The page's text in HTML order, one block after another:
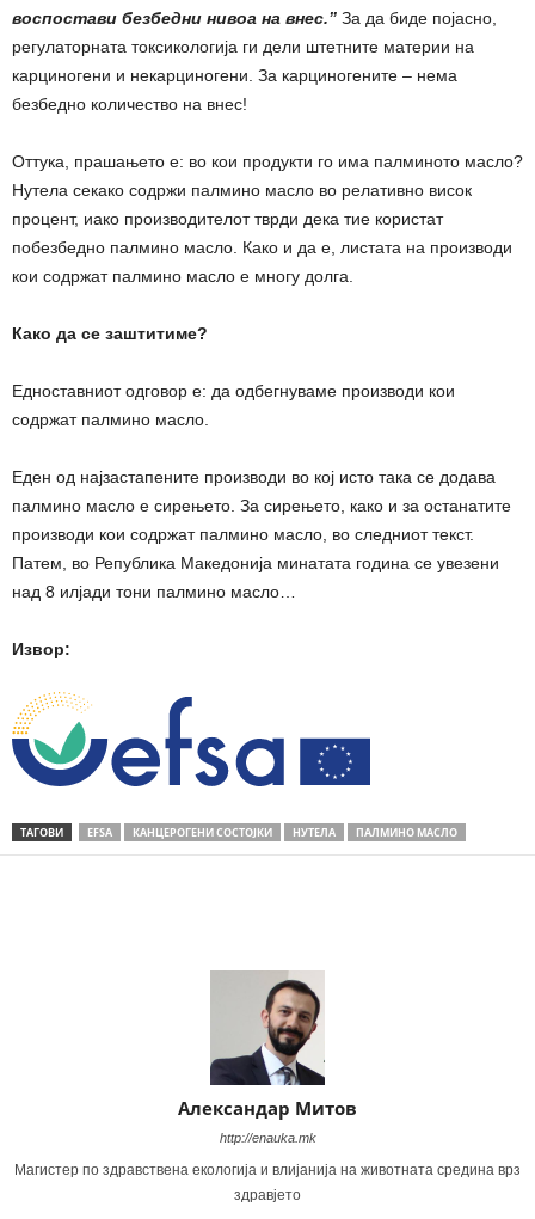
воспостави безбедни нивоа на внес.” За да биде појасно,
регулаторната токсикологија ги дели штетните материи на
карциногени и некарциногени. За карциногените – нема
безбедно количество на внес!
Оттука, прашањето е: во кои продукти го има палминото масло?
Нутела секако содржи палмино масло во релативно висок
процент, иако производителот тврди дека тие користат
побезбедно палмино масло. Како и да е, листата на производи
кои содржат палмино масло е многу долга.
Како да се заштитиме?
Едноставниот одговор е: да одбегнуваме производи кои
содржат палмино масло.
Еден од најзастапените производи во кој исто така се додава
палмино масло е сирењето. За сирењето, како и за останатите
производи кои содржат палмино масло, во следниот текст.
Патем, во Република Македонија минатата година се увезени
над 8 илјади тони палмино масло…
Извор:
ТАГОВИ ЕFSA КАНЦЕРОГЕНИ СОСТОЈКИ НУТЕЛА ПАЛМИНО МАСЛО
Александар Митов
http://enauka.mk
Магистер по здравствена екологија и влијанија на животната средина врз
здравјето